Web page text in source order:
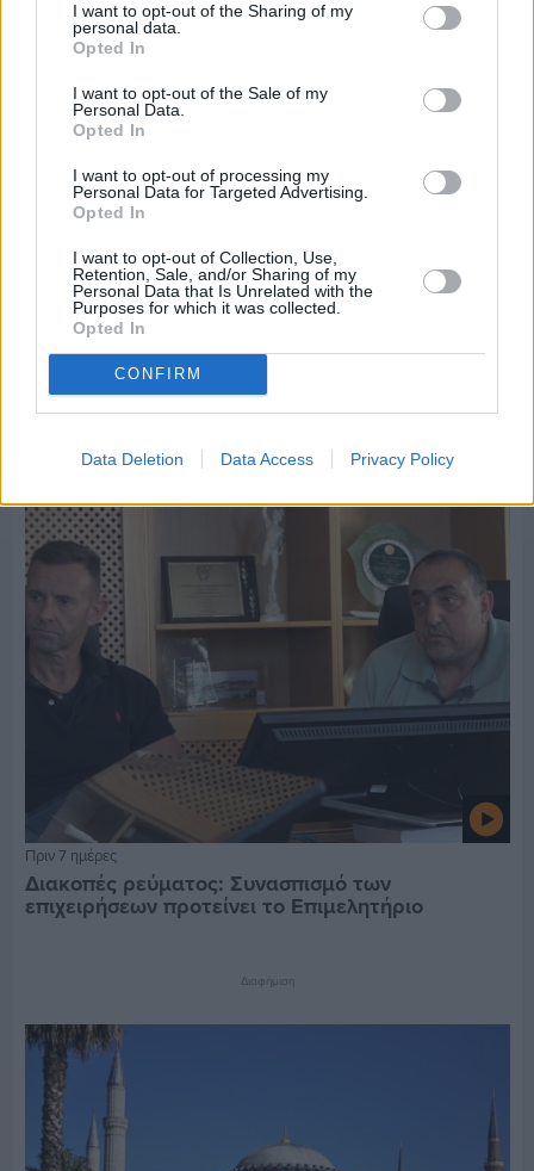
I want to opt-out of the Sharing of my
personal data.
Opted In
I want to opt-out of the Sale of my
Personal Data.
Opted In
I want to opt-out of processing my
Personal Data for Targeted Advertising.
Opted In
I want to opt-out of Collection, Use,
Retention, Sale, and/or Sharing of my
Personal Data that Is Unrelated with the
Purposes for which it was collected.
Opted In
CONFIRM
Data Deletion Data Access Privacy Policy
Πριν 7 ημέρες
Εργασίες ασφαλτόστρωσης σε τρεις οδούς του
Πριν 7 ημέρες
Διακοπές ρεύματος: Συνασπισμό των
επιχειρήσεων προτείνει το Επιμελητήριο
Διαφήμιση